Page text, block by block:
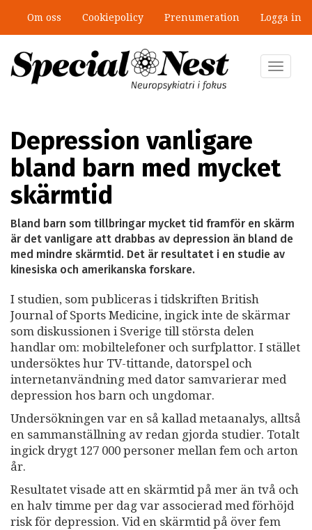
huvudinnehåll
Om oss Cookiepolicy Prenumeration Logga in
Toggle
Depression vanligare
bland barn med mycket
skärmtid
Bland barn som tillbringar mycket tid framför en skärm
är det vanligare att drabbas av depression än bland de
med mindre skärmtid. Det är resultatet i en studie av
kinesiska och amerikanska forskare.
I studien, som publiceras i tidskriften British
Journal of Sports Medicine, ingick inte de skärmar
som diskussionen i Sverige till största delen
handlar om: mobiltelefoner och surfplattor. I stället
undersöktes hur TV-tittande, datorspel och
internetanvändning med dator samvarierar med
depression hos barn och ungdomar.
Undersökningen var en så kallad metaanalys, alltså
en sammanställning av redan gjorda studier. Totalt
ingick drygt 127 000 personer mellan fem och arton
år.
Resultatet visade att en skärmtid på mer än två och
en halv timme per dag var associerad med förhöjd
risk för depression. Vid en skärmtid på över fem
”Jobbet gick bra – just därför togs
stödet bort”